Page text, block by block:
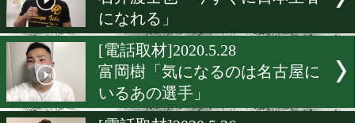
[電話取材]2020.6.7
長濱陸「久保優太選手が気
る」
[電話取材]2020.6.3